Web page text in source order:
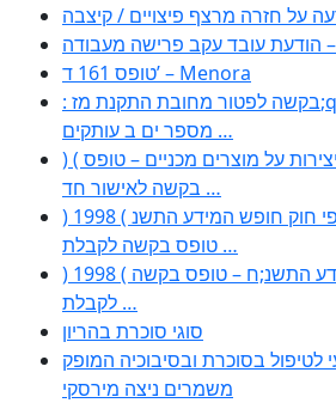
טופס 161 ד’ – Menora
: בקשה לפטור מחובת התקנת מז;quot&ח 3 טופס
מספר ים ב עותקים …
) ( פעמי להקלטת יצירות על מוצרים מכניים – טופס
בקשה לאישור חד …
) 1998 ( לפי חוק חופש המידע התשנ;quot&ח –
טופס בקשה לקבלת …
) 1998 ( לפי חוק חופש המידע התשנ;ח – טופס בקשה
לקבלת …
סוגי סוכרת בהריון
לטיפול בסוכרת ובסיבוכיה המופק
משמרים ניצה מירסקי